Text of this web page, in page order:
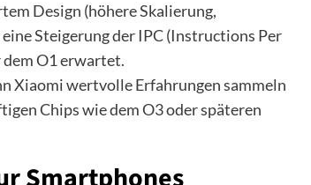
Design (höhere Skalierung,
Steigerung der IPC (Instructions Per
dem O1 erwartet.
Xiaomi wertvolle Erfahrungen sammeln
Chips wie dem O3 oder späteren